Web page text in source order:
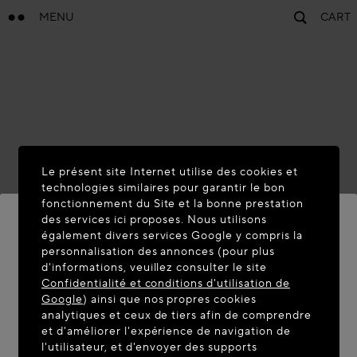
MENU CART
BIENVENUE SUR MAISON-
ALAIA.COM
Vous semblez être dans le pays suivant : United
States. Souhaitez-vous mettre à jour votre
localisation ?
Le présent site Internet utilise des cookies et
technologies similaires pour garantir le bon
fonctionnement du Site et la bonne prestation
des services ici proposes. Nous utilisons
également divers services Google y compris la
personnalisation des annonces (pour plus
d'informations, veuillez consulter le site
Confidentialité et conditions d'utilisation de
Google) ainsi que nos propres cookies
analytiques et ceux de tiers afin de comprendre
et d'améliorer l'expérience de navigation de
l'utilisateur, et d'envoyer des supports